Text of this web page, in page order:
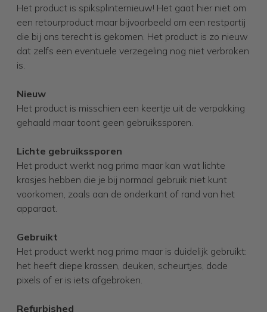
Het product is spiksplinternieuw! Het gaat hier niet om
een retourproduct maar bijvoorbeeld om een restpartij
die bij ons terecht is gekomen. Het product is zo nieuw
dat zelfs een eventuele verzegeling nog niet verbroken
is.
Nieuw
Het product is misschien een keertje uit de verpakking
gehaald maar toont geen gebruikssporen.
Lichte gebruikssporen
Het product werkt nog prima maar kan wat lichte
krasjes hebben die je bij normaal gebruik niet kunt
voorkomen, zoals aan de onderkant of rand van het
apparaat.
Gebruikt
Het product werkt nog prima maar is duidelijk gebruikt:
het heeft diepe krassen, deuken, scheurtjes, dode
pixels of er is iets afgebroken.
Refurbished